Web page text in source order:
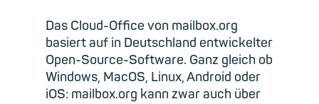
Das Cloud-Office von mailbox.org
basiert auf in Deutschland entwickelter
Open-Source-Software. Ganz gleich ob
Windows, MacOS, Linux, Android oder
iOS: mailbox.org kann zwar auch über